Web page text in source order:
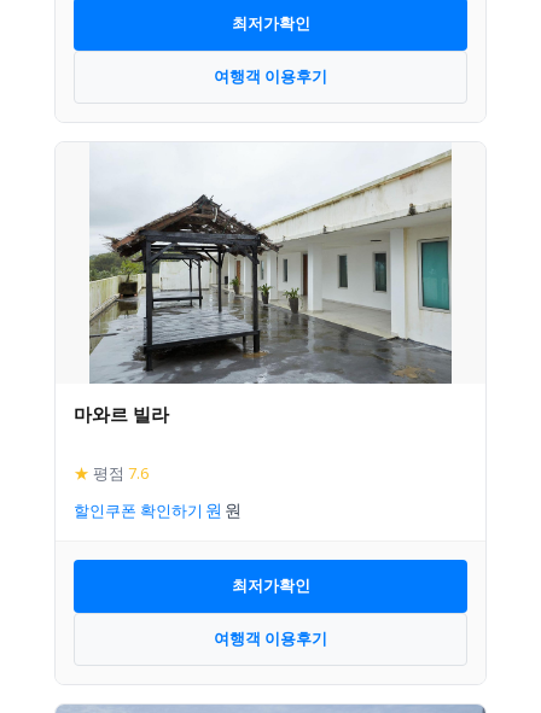
최저가확인
여행객 이용후기
마와르 빌라
★ 평점 7.6
할인쿠폰 확인하기
최저가확인
여행객 이용후기